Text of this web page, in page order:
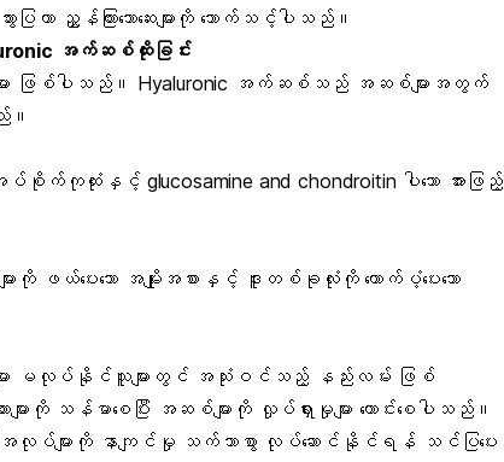
ာ ညွှန်ကြားသောဆေးများကို သောက်သင့်ပါသည်။
အက်ဆစ်ထိုးခြင်း
ျား ဖြစ်ပါသည်။ Hyaluronic အက်ဆစ်သည် အဆစ်များအတွက်
။
အပ်စိုက်ကုထုံးနှင့် glucosamine and chondroitin ပါသော အားဖြည့်
ားကို ဖယ်ပေးသော အမျိုးအစားနှင့် ဒူးတစ်ခုလုံးကို ထောက်ပံ့ပေးသော
ျား မလုပ်နိုင်သူများတွင် အသုံးဝင်သည့် နည်းလမ်း ဖြစ်
ားကို သန်မာစေပြီး အဆစ်များကို လှုပ်ရှားမှုများ ကောင်းစေပါသည်။
အလုပ်များကို နာကျင်မှု သက်သာစွာ လုပ်ဆောင်နိုင်ရန် သင်ပြပေး